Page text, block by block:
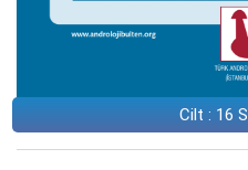
Cilt : 16